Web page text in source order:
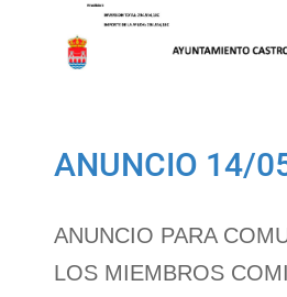
ANUNCIO 14/
ANUNCIO PARA
LOS MIEMBROS